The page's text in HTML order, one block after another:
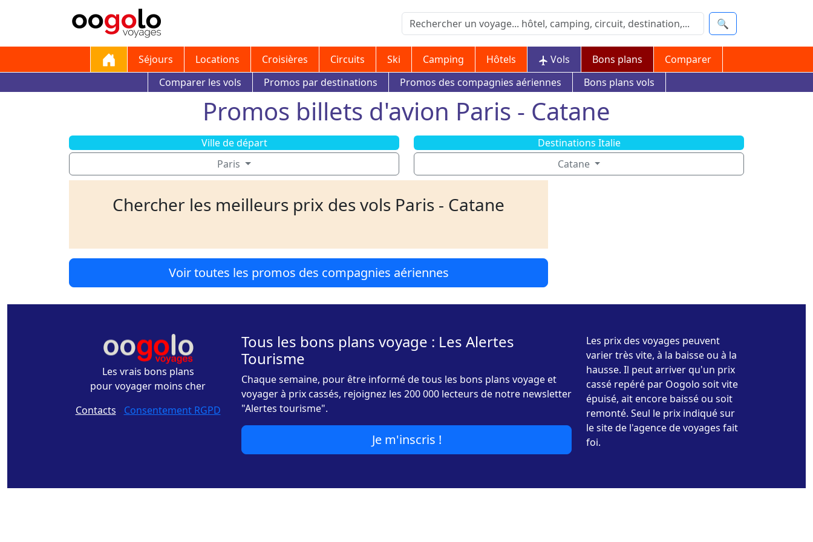
🔍
Séjours Locations Croisières Circuits Ski Camping Hôtels Vols Bons plans
Comparer
Comparer les vols
Promos par destinations Promos des compagnies aériennes Bons plans vols
Promos billets d'avion Paris - Catane
Ville de départ
Paris
Destinations Italie
Catane
Chercher les meilleurs prix des vols Paris - Catane
Voir toutes les promos des compagnies aériennes
Les vrais bons plans
pour voyager moins cher
Contacts - Consentement RGPD
Tous les bons plans voyage : Les Alertes
Tourisme
Chaque semaine, pour être informé de tous les bons plans voyage et
voyager à prix cassés, rejoignez les 200 000 lecteurs de notre newsletter
"Alertes tourisme".
Je m'inscris !
Les prix des voyages peuvent
varier très vite, à la baisse ou à la
hausse. Il peut arriver qu'un prix
cassé repéré par Oogolo soit vite
épuisé, ait encore baissé ou soit
remonté. Seul le prix indiqué sur
le site de l'agence de voyages fait
foi.